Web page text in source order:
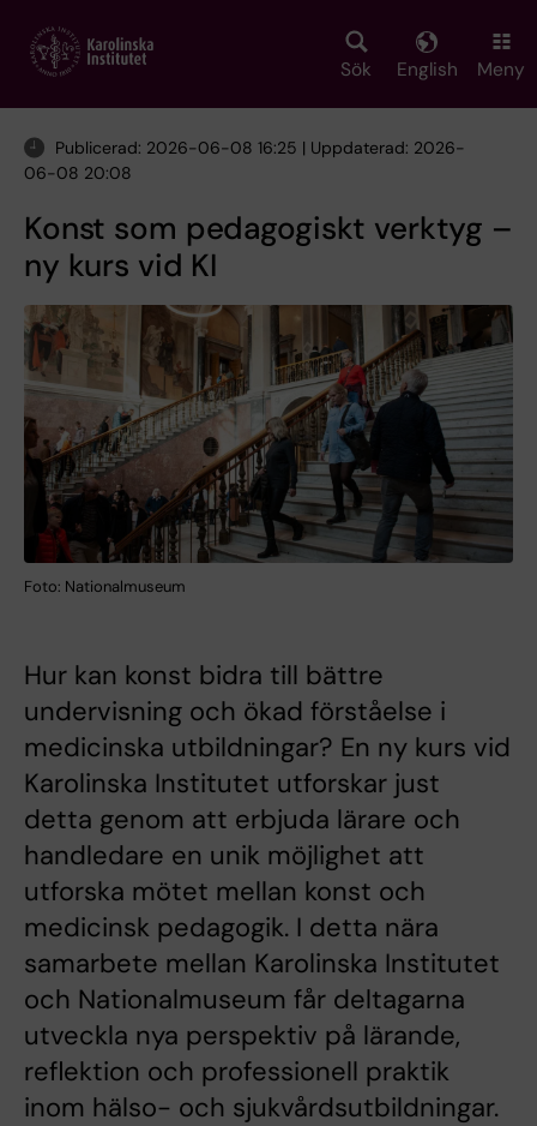
main
Sök English Meny
Publicerad: 2026-06-08 16:25 | Uppdaterad: 2026-
06-08 20:08
Konst som pedagogiskt verktyg –
ny kurs vid KI
Foto: Nationalmuseum
Hur kan konst bidra till bättre
undervisning och ökad förståelse i
medicinska utbildningar? En ny kurs vid
Karolinska Institutet utforskar just
detta genom att erbjuda lärare och
handledare en unik möjlighet att
utforska mötet mellan konst och
medicinsk pedagogik. I detta nära
samarbete mellan Karolinska Institutet
och Nationalmuseum får deltagarna
utveckla nya perspektiv på lärande,
reflektion och professionell praktik
inom hälso- och sjukvårdsutbildningar.